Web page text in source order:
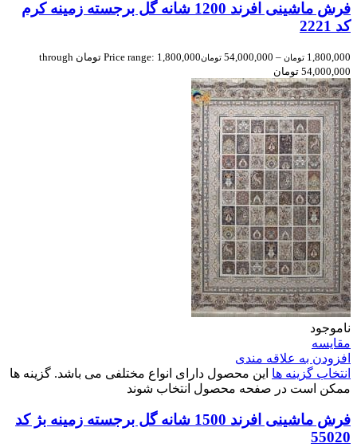
فرش ماشینی افرند 1200 شانه گل برجسته زمینه کرم
کد 2221
1,800,000 تومان –
54,000,000 تومان
Price range: 1,800,000 تومان through
54,000,000 تومان
ناموجود
مقایسه
افزودن به علاقه مندی
انتخاب گزینه ها این محصول دارای انواع مختلفی می باشد. گزینه ها
ممکن است در صفحه محصول انتخاب شوند
فرش ماشینی افرند 1500 شانه گل برجسته زمینه بژ کد
55020